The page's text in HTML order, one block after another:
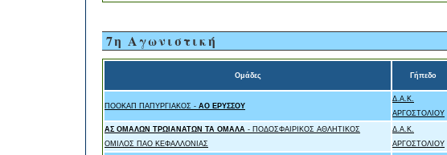
7η Αγωνιστική
Ομάδες Γήπεδο
ΠΟΟΚΑΠ ΠΑΠΥΡΓΙΑΚΟΣ - ΑΟ ΕΡΥΣΣΟΥ
Δ.Α.Κ.
ΑΡΓΟΣΤΟΛΙΟΥ
ΑΣ ΟΜΑΛΩΝ ΤΡΩΙΑΝΑΤΩΝ ΤΑ ΟΜΑΛΑ - ΠΟΔΟΣΦΑΙΡΙΚΟΣ ΑΘΛΗΤΙΚΟΣ
ΟΜΙΛΟΣ ΠΑΟ ΚΕΦΑΛΛΟΝΙΑΣ
Δ.Α.Κ.
ΑΡΓΟΣΤΟΛΙΟΥ